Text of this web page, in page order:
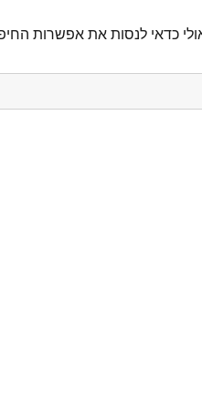
כדאי לנסות את אפשרות